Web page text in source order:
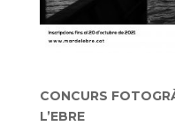
CONCURS
L’EBRE